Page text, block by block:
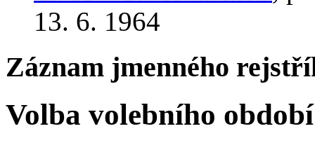
13. 6. 1964
Záznam jmenného
Volba volebního období